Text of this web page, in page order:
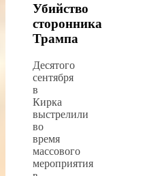
Убийство
сторонника
Трампа
Десятого
сентября
в
Кирка
выстрелили
во
время
массового
мероприятия